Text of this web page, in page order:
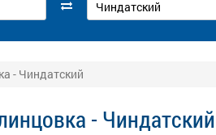
- Чиндатский
- Чиндатский